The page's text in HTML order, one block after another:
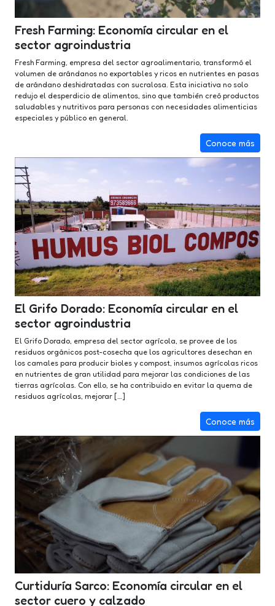
Fresh Farming: Economía circular en el
sector agroindustria
Fresh Farming, empresa del sector agroalimentario, transformó el
volumen de arándanos no exportables y ricos en nutrientes en pasas
de arándano deshidratadas con sucralosa. Esta iniciativa no solo
redujo el desperdicio de alimentos, sino que también creó productos
saludables y nutritivos para personas con necesidades alimenticias
especiales y público en general.
Conoce más
El Grifo Dorado: Economía circular en el
sector agroindustria
El Grifo Dorado, empresa del sector agrícola, se provee de los
residuos orgánicos post-cosecha que los agricultores desechan en
los camales para producir bioles y compost, insumos agrícolas ricos
en nutrientes de gran utilidad para mejorar las condiciones de las
tierras agrícolas. Con ello, se ha contribuido en evitar la quema de
residuos agrícolas, mejorar […]
Conoce más
Curtiduría Sarco: Economía circular en el
sector cuero y calzado